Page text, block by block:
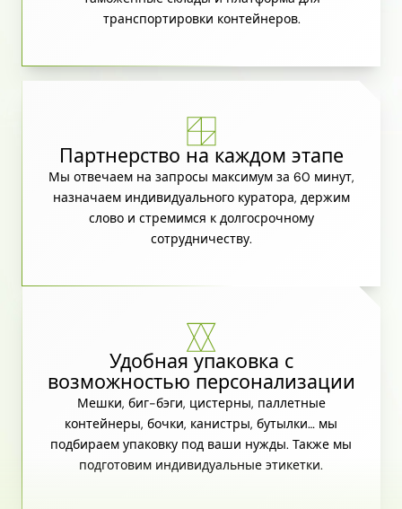
транспортировки контейнеров.
Партнерство на каждом этапе
Мы отвечаем на запросы максимум за 60 минут,
назначаем индивидуального куратора, держим
слово и стремимся к долгосрочному
сотрудничеству.
Удобная упаковка с
возможностью персонализации
Мешки, биг-бэги, цистерны, паллетные
контейнеры, бочки, канистры, бутылки… мы
подбираем упаковку под ваши нужды. Также мы
подготовим индивидуальные этикетки.